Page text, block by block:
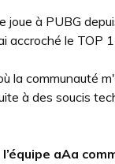
joue à PUBG
accroché le TOP
la communauté
à des soucis
aAa